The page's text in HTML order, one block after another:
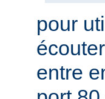
pour
entre